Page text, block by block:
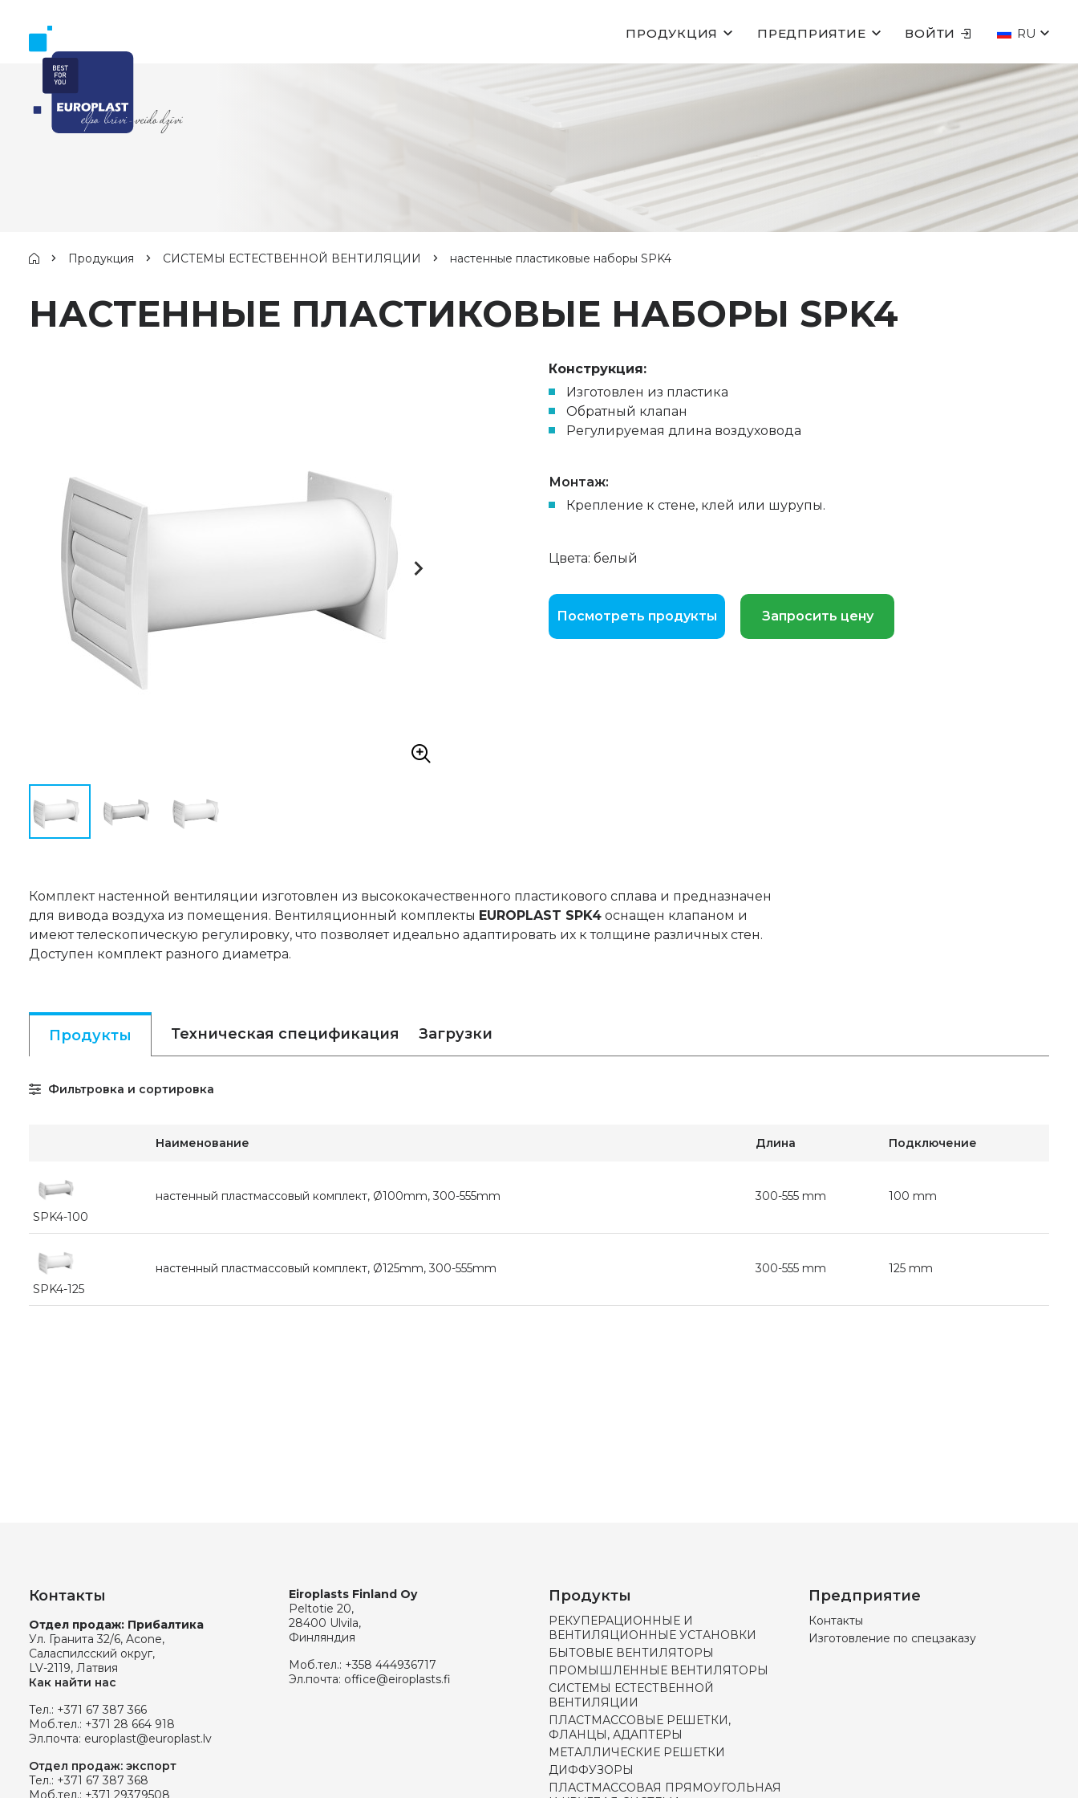
ПРОДУКЦИЯ ПРЕДПРИЯТИЕ ВОЙТИ RU
Продукция СИСТЕМЫ ЕСТЕСТВЕННОЙ ВЕНТИЛЯЦИИ настенные пластиковые наборы SPK4
НАСТЕННЫЕ ПЛАСТИКОВЫЕ НАБОРЫ SPK4
Конструкция:
Изготовлен из пластика
Обратный клапан
Регулируемая длина воздуховода
Монтаж:
Крепление к стене, клей или шурупы.
Цвета: белый
Посмотреть продукты Запросить цену
Комплект настенной вентиляции изготовлен из высококачественного пластикового сплава и предназначен
для вивода воздуха из помещения. Вентиляционный комплекты EUROPLAST SPK4 оснащен клапаном и
имеют телескопическую регулировку, что позволяет идеально адаптировать их к толщине различных стен.
Доступен комплект разного диаметра.
Продукты Техническая спецификация Загрузки
Фильтровка и сортировка
Наименование Длина Подключение
SPK4-100
настенный пластмассовый комплект, Ø100mm, 300-555mm 300-555 mm 100 mm
SPK4-125
настенный пластмассовый комплект, Ø125mm, 300-555mm 300-555 mm 125 mm
Контакты
Отдел продаж: Прибалтика
Ул. Гранита 32/6, Acone,
Саласпилсский округ,
LV-2119, Латвия
Как найти нас
Тел.: +371 67 387 366
Моб.тел.: +371 28 664 918
Эл.почта: europlast@europlast.lv
Отдел продаж: экспорт
Тел.: +371 67 387 368
Моб.тел.: +371 29379508
Eiroplasts Finland Oy
Peltotie 20,
28400 Ulvila,
Финляндия
Моб.тел.: +358 444936717
Эл.почта: office@eiroplasts.fi
Продукты
РЕКУПЕРАЦИОННЫЕ И
ВЕНТИЛЯЦИОННЫЕ УСТАНОВКИ
БЫТОВЫЕ ВЕНТИЛЯТОРЫ
ПРОМЫШЛЕННЫЕ ВЕНТИЛЯТОРЫ
СИСТЕМЫ ЕСТЕСТВЕННОЙ
ВЕНТИЛЯЦИИ
ПЛАСТМАССОВЫЕ РЕШЕТКИ,
ФЛАНЦЫ, АДАПТЕРЫ
МЕТАЛЛИЧЕСКИЕ РЕШЕТКИ
ДИФФУЗОРЫ
ПЛАСТМАССОВАЯ ПРЯМОУГОЛЬНАЯ
Предприятие
Контакты
Изготовление по спецзаказу